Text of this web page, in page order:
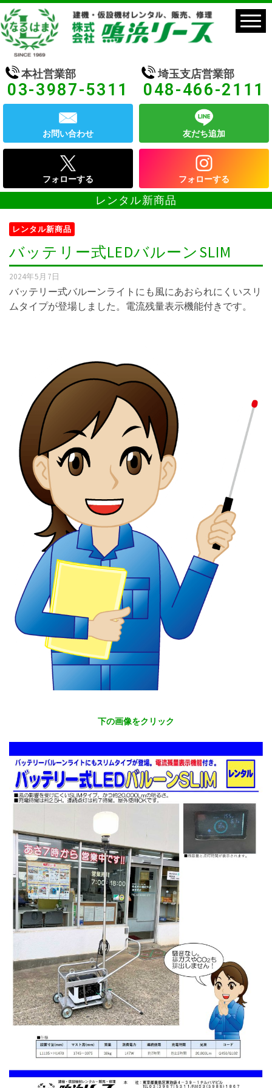
本社営業部
03-3987-5311
埼玉支店営業部
048-466-2111
お問い合わせ 友だち追加
フォローする フォローする
レンタル新商品
レンタル新商品
バッテリー式LEDバルーンSLIM
2024年5月7日
バッテリー式バルーンライトにも風にあおられにくいスリ
ムタイプが登場しました。電流残量表示機能付きです。
下の画像をクリック